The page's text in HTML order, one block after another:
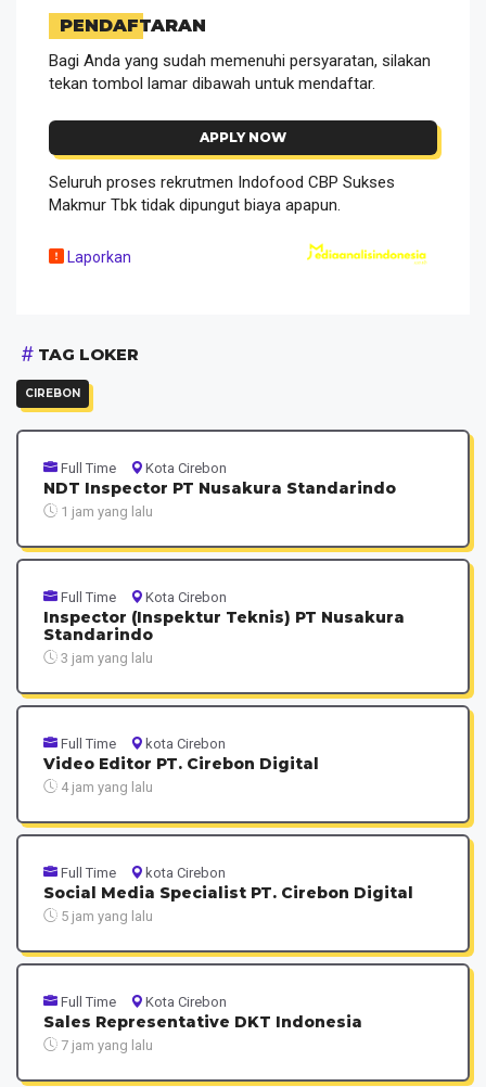
PENDAFTARAN
Bagi Anda yang sudah memenuhi persyaratan, silakan
tekan tombol lamar dibawah untuk mendaftar.
APPLY NOW
Seluruh proses rekrutmen Indofood CBP Sukses
Makmur Tbk tidak dipungut biaya apapun.
Laporkan
TAG LOKER
CIREBON
Full Time Kota Cirebon
NDT Inspector PT Nusakura Standarindo
1 jam yang lalu
Full Time Kota Cirebon
Inspector (Inspektur Teknis) PT Nusakura
Standarindo
3 jam yang lalu
Full Time kota Cirebon
Video Editor PT. Cirebon Digital
4 jam yang lalu
Full Time kota Cirebon
Social Media Specialist PT. Cirebon Digital
5 jam yang lalu
Full Time Kota Cirebon
Sales Representative DKT Indonesia
7 jam yang lalu